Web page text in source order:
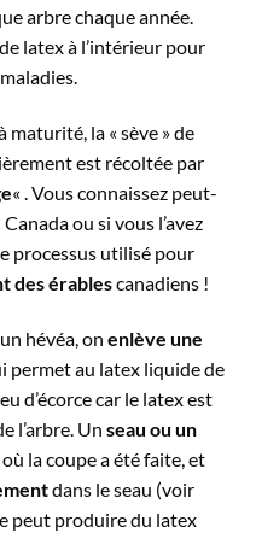
arbre chaque année.
latex à l’intérieur pour
maturité, la « sève » de
est récoltée par
« . Vous connaissez peut-
ou si vous l’avez
processus utilisé pour
des érablescanadiens !
hévéa, on enlève une
permet au latex liquide de
d’écorce car le latex est
l’arbre. Un seau ou un
la coupe a été faite, et
dans le seau (voir
peut produire du latex